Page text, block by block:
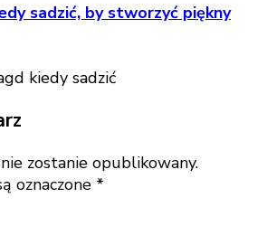
sadzić, by stworzyć piękny
zostanie opublikowany.
oznaczone *